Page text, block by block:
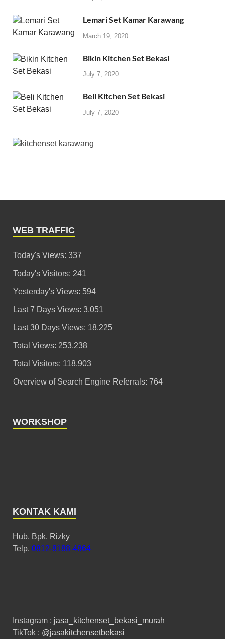
Lemari Set Kamar Karawang
March 19, 2020
Bikin Kitchen Set Bekasi
July 7, 2020
Beli Kitchen Set Bekasi
July 7, 2020
WEB TRAFFIC
Today's Views: 337
Today's Visitors: 241
Yesterday's Views: 594
Last 7 Days Views: 3,051
Last 30 Days Views: 18,225
Total Views: 253,238
Total Visitors: 118,903
Overview of Search Engine Referrals: 764
WORKSHOP
KONTAK KAMI
Hub. Bpk. Rizky
Telp. 0812-8188-4864
Instagram : jasa_kitchenset_bekasi_murah
TikTok : @jasakitchensetbekasi